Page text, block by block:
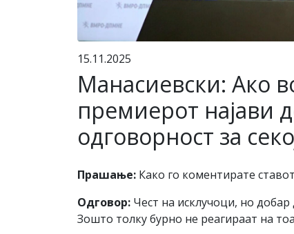
15.11.2025
Манасиевски: Ако
премиерот најави
одговорност за
Прашање: Како го коментирате
Одговор: Чест на исклучоци, но
Зошто толку бурно не реагираат на